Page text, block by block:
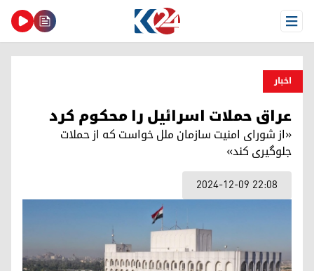
Open Menu
اخبار
عراق حملات اسرائیل را محکوم کرد
«از شورای امنیت سازمان ملل خواست که از حملات
جلوگیری کند»
2024-12-09 22:08